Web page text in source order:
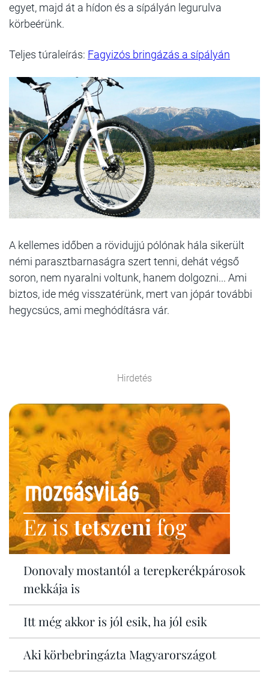
egyet, majd át a hídon és a sípályán legurulva
körbeérünk.
Teljes túraleírás: Fagyizós bringázás a sípályán
A kellemes időben a rövidujjú pólónak hála sikerült
némi parasztbarnaságra szert tenni, dehát végső
soron, nem nyaralni voltunk, hanem dolgozni... Ami
biztos, ide még visszatérünk, mert van jópár további
hegycsúcs, ami meghódításra vár.
Hirdetés
Ez istetszenifog
Donovaly mostantól a terepkerékpárosok
mekkája is
Itt még akkor is jól esik, ha jól esik
Aki körbebringázta Magyarországot